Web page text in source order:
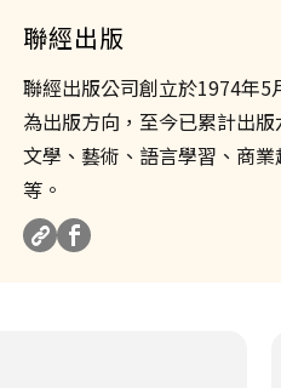
聯經出版
聯經出版公司創立於1974年
為出版方向，至今已累計出
文學、藝術、語言學習、商
等。